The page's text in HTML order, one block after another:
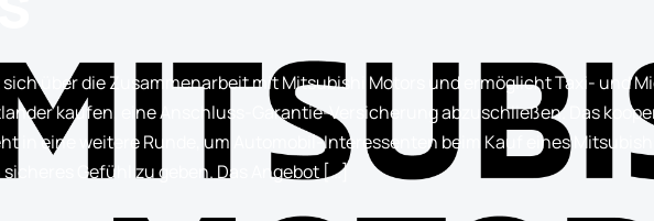
sich über die Zusammenarbeit mit Mitsubishi Motors und ermöglicht Taxi- und
kaufen, eine Anschluss-Garantie-Versicherung abzuschließen. Das
in eine weitere Runde, um Automobil-Interessenten beim Kauf eines
sicheres Gefühl zu geben. Das Angebot […]